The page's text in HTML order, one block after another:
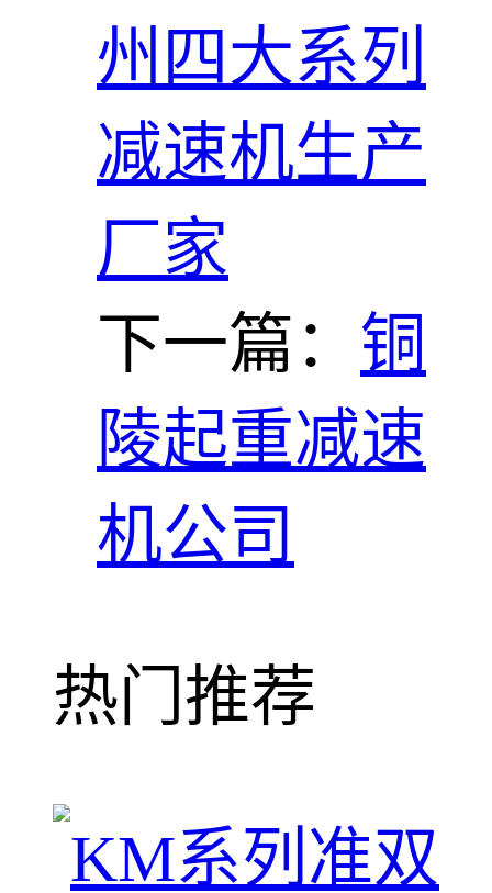
州四大系列
减速机生产
厂家
下一篇： 铜
陵起重减速
机公司
热门推荐